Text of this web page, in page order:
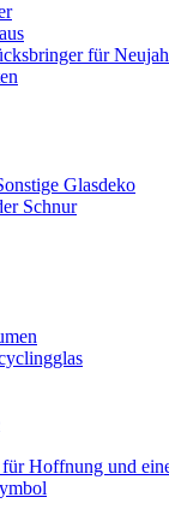
für
Glasdeko
Schnur
Hoffnung und